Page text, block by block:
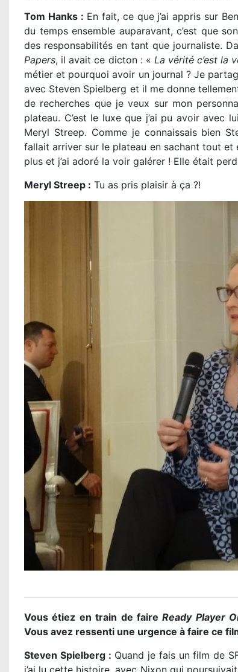
Tom Hanks : En fait, ce que j’ai appris sur
du temps ensemble auparavant, c’est que
des responsabilités en tant que journaliste.
Papers, il avait ce dicton : « La vérité c’est la
métier et pourquoi avoir un journal ? Je
avec Steven Spielberg et il me donne
de recherches que je veux sur mon
plateau. C’est le luxe que j’ai pu avoir avec
Meryl Streep. Comme je connaissais bien
fallait arriver sur le plateau en sachant tout et
plus et j’ai adoré la voir galérer ! Elle était
Meryl Streep : Tu as pris plaisir à ça ?!
Vous étiez en train de faireReady Player
Vous avez ressenti une urgence à faire ce
Steven Spielberg : Quand je fais un film de